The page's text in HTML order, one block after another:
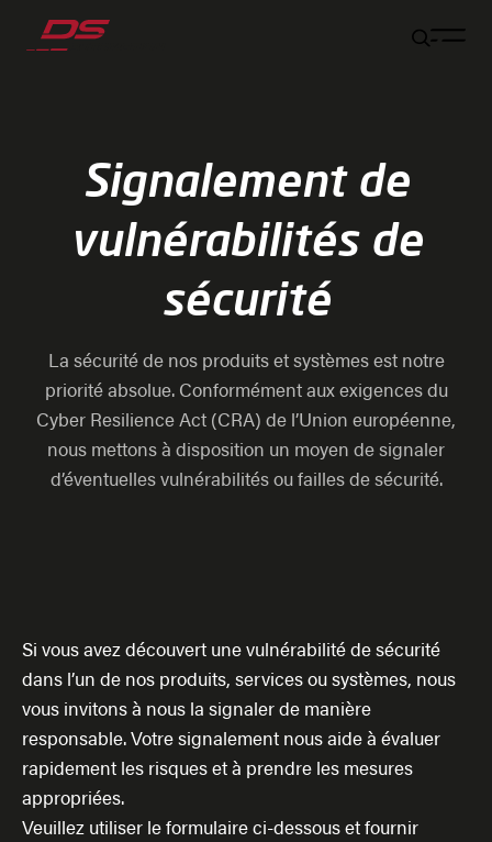
Aller au contenu principal
Aller au pied de page
Aller à la fin de la navigation
Aller au début de la navigation
Signalement de
vulnérabilités de
sécurité
La sécurité de nos produits et systèmes est notre
priorité absolue. Conformément aux exigences du
Cyber Resilience Act (CRA) de l’Union européenne,
nous mettons à disposition un moyen de signaler
d’éventuelles vulnérabilités ou failles de sécurité.
Si vous avez découvert une vulnérabilité de sécurité
dans l’un de nos produits, services ou systèmes, nous
vous invitons à nous la signaler de manière
responsable. Votre signalement nous aide à évaluer
rapidement les risques et à prendre les mesures
appropriées.
Veuillez utiliser le formulaire ci-dessous et fournir